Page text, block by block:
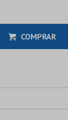
COMPRAR